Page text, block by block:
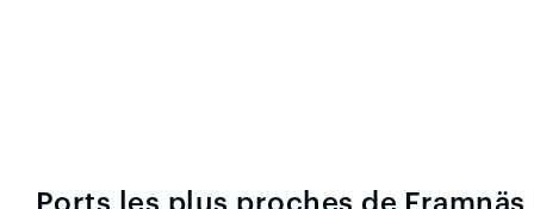
Ports les plus proches de